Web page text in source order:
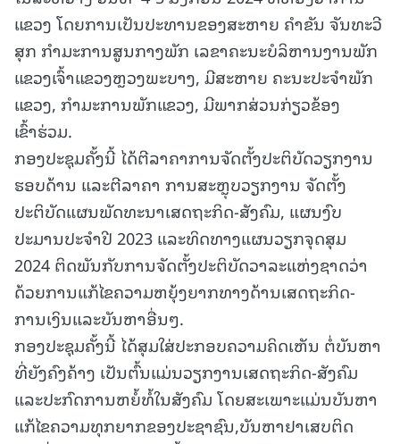
ແຂວງ ໂດຍການເປັນປະທານຂອງສະຫາຍ ຄຳຂັນ ຈັນທະວີ
ສຸກ ກຳມະການສູນກາງພັກ ເລຂາຄະນະບໍລິຫານງານພັກ
ແຂວງເຈົ້າແຂວງຫຼວງພະບາງ, ມີສະຫາຍ ຄະນະປະຈຳພັກ
ແຂວງ, ກຳມະການພັກແຂວງ, ມີພາກສ່ວນກ່ຽວຂ້ອງ
ເຂົ້າຮ່ວມ.
ກອງປະຊຸມຄັ້ງນີ້ ໄດ້ຕີລາຄາການຈັດຕັ້ງປະຕິບັດວຽກງານ
ຮອບດ້ານ ແລະຕີລາຄາ ການສະຫຼຸບວຽກງານ ຈັດຕັ້ງ
ປະຕິບັດແຜນພັດທະນາເສດຖະກິດ-ສັງຄົມ, ແຜນງົບ
ປະມານປະຈຳປີ 2023 ແລະທິດທາງແຜນວຽກຈຸດສຸມ
2024 ຕິດພັນກັບການຈັດຕັ້ງປະຕິບັດວາລະແຫ່ງຊາດວ່າ
ດ້ວຍການແກ້ໄຂຄວາມຫຍຸ້ງຍາກທາງດ້ານເສດຖະກິດ-
ການເງິນແລະບັນຫາອື່ນໆ.
ກອງປະຊຸມຄັ້ງນີ້ ໄດ້ສຸມໃສ່ປະກອບຄວາມຄິດເຫັນ ຕໍ່ບັນຫາ
ທີ່ຍັງຄົງຄ້າງ ເປັນຕົ້ນແມ່ນວຽກງານເສດຖະກິດ-ສັງຄົມ
ແລະປະກົດການຫຍໍ້ທໍ້ໃນສັງຄົມ ໂດຍສະເພາະແມ່ນບັນຫາ
ແກ້ໄຂຄວາມທຸກຍາກຂອງປະຊາຊົນ,ບັນຫາຢາເສບຕິດ